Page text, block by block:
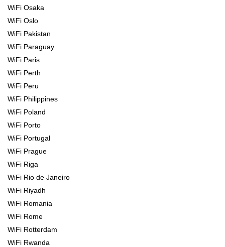
WiFi Osaka
WiFi Oslo
WiFi Pakistan
WiFi Paraguay
WiFi Paris
WiFi Perth
WiFi Peru
WiFi Philippines
WiFi Poland
WiFi Porto
WiFi Portugal
WiFi Prague
WiFi Riga
WiFi Rio de Janeiro
WiFi Riyadh
WiFi Romania
WiFi Rome
WiFi Rotterdam
WiFi Rwanda